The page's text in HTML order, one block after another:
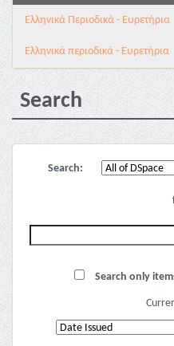
Ελληνικά Περιοδικά - Ευρετήρια
Ελληνικά περιοδικά - Ευρετήρια
Search
Search:
Search only